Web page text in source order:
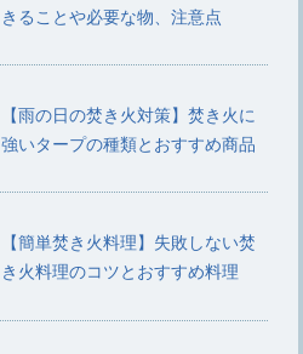
きることや必要な物、注意点
【雨の日の焚き火対策】焚き火に
強いタープの種類とおすすめ商品
【簡単焚き火料理】失敗しない焚
き火料理のコツとおすすめ料理